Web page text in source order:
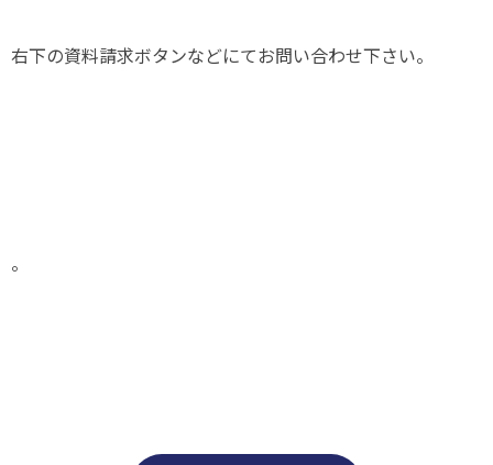
右下の資料請求ボタンなどにてお問い合わせ下さい。
。